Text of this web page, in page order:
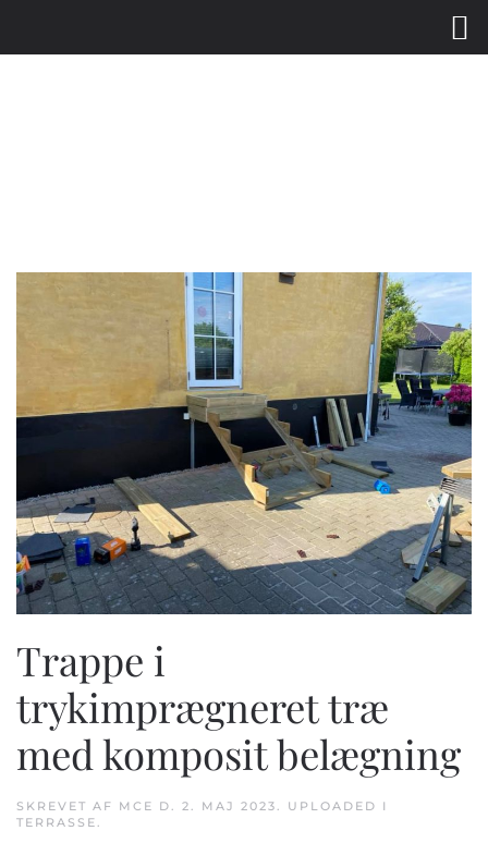
Gå til hovedindhold
Trappe i
trykimprægneret træ
med komposit belægning
SKREVET AF MCE D. 2. MAJ 2023
. UPLOADED I
TERRASSE